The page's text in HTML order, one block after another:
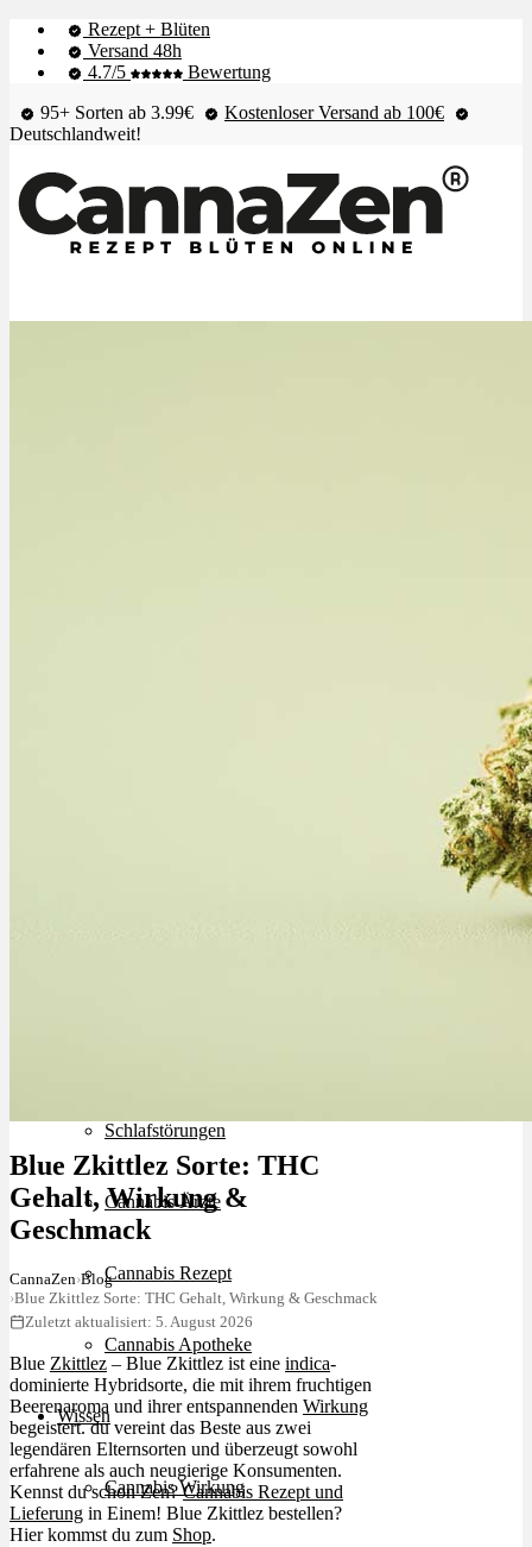
Rezept + Blüten
Versand 48h
4.7/5
Bewertung
95+ Sorten ab 3.99€
Kostenloser Versand ab 100€
Deutschlandweit!
Schlafstörungen
Cannabis Ärzte
Cannabis Rezept
Cannabis Apotheke
Wissen
Cannabis Wirkung
Blue Zkittlez Sorte: THC
Gehalt, Wirkung &
Geschmack
CannaZen›Blog
›Blue Zkittlez Sorte: THC Gehalt, Wirkung & Geschmack
Zuletzt aktualisiert: 5. August 2026
Blue Zkittlez – Blue Zkittlez ist eine indica-
dominierte Hybridsorte, die mit ihrem fruchtigen
Beerenaroma und ihrer entspannenden Wirkung
begeistert. du vereint das Beste aus zwei
legendären Elternsorten und überzeugt sowohl
erfahrene als auch neugierige Konsumenten.
Kennst du schon Zen?Cannabis Rezept und
Lieferung in Einem! Blue Zkittlez bestellen?
Hier kommst du zum Shop.